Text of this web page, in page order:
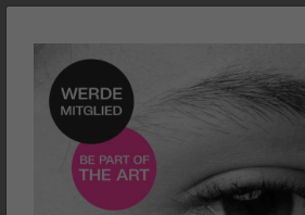
KLASSIK